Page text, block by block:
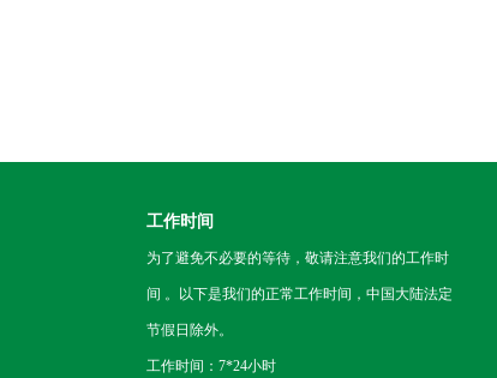
工作时间
为了避免不必要的等待，敬请注意我们的工作时
间 。以下是我们的正常工作时间，中国大陆法定
节假日除外。
工作时间：7*24小时